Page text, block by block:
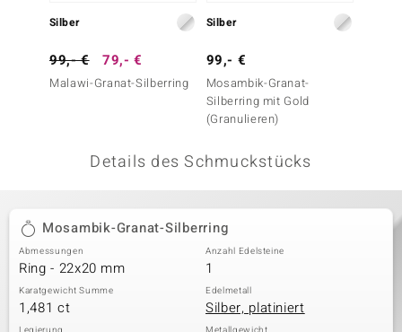
BY DE MELO
Classics
Silber
99,- € 79,- €
Malawi-Granat-Silberring
Silber
99,- €
Mosambik-Granat-
Silberring mit Gold
(Granulieren)
Details des Schmuckstücks
Mosambik-Granat-Silberring
Abmessungen
Ring - 22x20 mm
Anzahl Edelsteine
1
Karatgewicht Summe
1,481 ct
Edelmetall
Silber, platiniert